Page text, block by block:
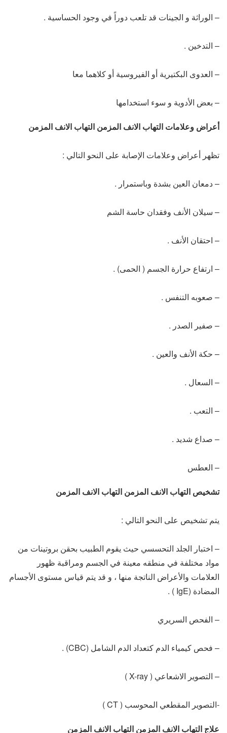
– الوراثة و الجينات قد تلعب دوراً في وجود الحساسية .
– التدخين .
– العدوى البكتيرية أو الفيروسية أو كلاهما معا
– بعض الأدوية و سوء استخدامها
أعراض وعلامات التهاب الانف المزمن التهاب الانف المزمن
تظهر أعراض وعلامات الإصابة على النحو التالي :
– دمعان العين بشدة وباستمرار .
– سيلان الأنف وفقدان حاسة الشم
– احتقان الأنف .
– ارتفاع حرارة الجسم ( الحمى) .
– صعوبه التنفس .
– صفير الصدر .
– حكة الأنف والعين .
– السعال .
– التعب .
– صداع شديد .
– العطس
تشخيص التهاب الانف المزمن التهاب الانف المزمن
يتم تشخيص على النحو التالي :
– اختبار الجلد التحسسي حيث يقوم الطبيب بحقن بروتينات من
مواد مختلفة في منطقه معينة في الجسم ومراقبة ظهور
العلامات والأعراض الناتجة منها ، و قد يتم قياس مستوى الأجسام
المضادة (IgE ) .
– الفحص السريري
– فحص كيمياء الدم كتعداد الدم الشامل (CBC) .
– التصوير الاشعاعي ( X-ray )
-التصوير المقطعي المحوسب ( CT )
علاج التهاب الانف المزمن التهاب الانف المزمن